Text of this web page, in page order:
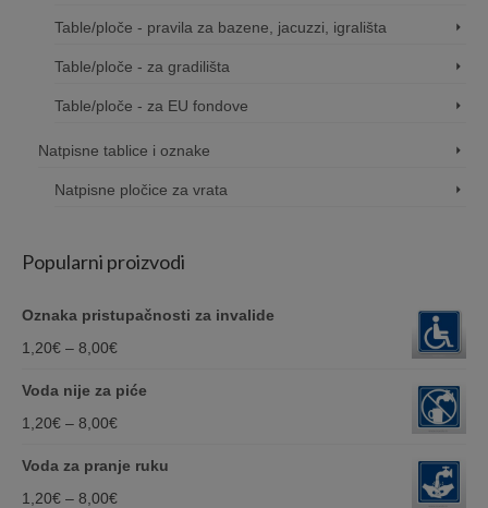
Table/ploče - pravila za bazene, jacuzzi, igrališta
Table/ploče - za gradilišta
Table/ploče - za EU fondove
Natpisne tablice i oznake
Natpisne pločice za vrata
Popularni proizvodi
Oznaka pristupačnosti za invalide
1,20€ – 8,00€Price
8,00€
Voda nije za piće
1,20€ – 8,00€Price
Voda za pranje ruku
1,20€ – 8,00€Price